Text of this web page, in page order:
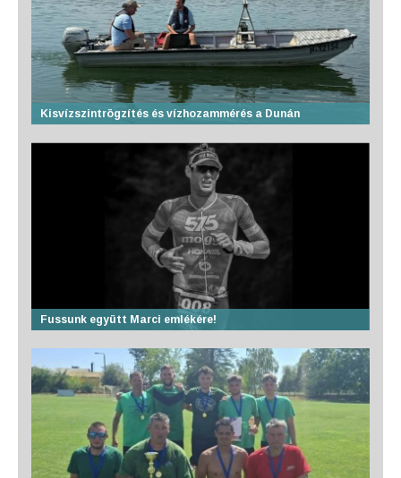
Kisvízszintrögzítés és vízhozammérés a Dunán
Fussunk együtt Marci emlékére!